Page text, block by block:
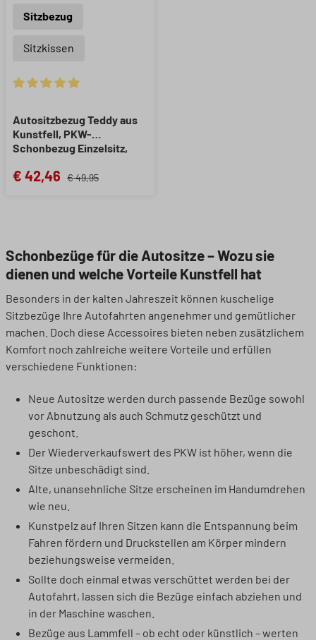
Sitzbezug
Sitzkissen
Autositzbezug Teddy aus
Kunstfell, PKW-
Schonbezug Einzelsitz,
Stück
€ 42,46 € 49,95
Schonbezüge für die Autositze – Wozu sie
dienen und welche Vorteile Kunstfell hat
Besonders in der kalten Jahreszeit können kuschelige
Sitzbezüge Ihre Autofahrten angenehmer und gemütlicher
machen. Doch diese Accessoires bieten neben zusätzlichem
Komfort noch zahlreiche weitere Vorteile und erfüllen
verschiedene Funktionen:
Neue Autositze werden durch passende Bezüge sowohl
vor Abnutzung als auch Schmutz geschützt und
geschont.
Der Wiederverkaufswert des PKW ist höher, wenn die
Sitze unbeschädigt sind.
Alte, unansehnliche Sitze erscheinen im Handumdrehen
wie neu.
Kunstpelz auf Ihren Sitzen kann die Entspannung beim
Fahren fördern und Druckstellen am Körper mindern
beziehungsweise vermeiden.
Sollte doch einmal etwas verschüttet werden bei der
Autofahrt, lassen sich die Bezüge einfach abziehen und
in der Maschine waschen.
Bezüge aus Lammfell – ob echt oder künstlich – werten